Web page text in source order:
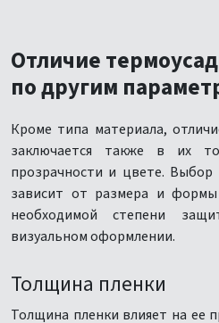
Отличие
по другим
Кроме типа материала,
заключается также в их
прозрачности и цвете. Выбор
зависит от размера и формы
необходимой степени
визуальном оформлении.
Толщина пленки
Толщина пленки влияет на ее